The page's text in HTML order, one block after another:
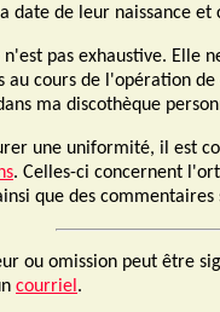
date de leur naissance et
pas exhaustive. Elle
au cours de l'opération
ma discothèque
une uniformité, il est
. Celles-ci concernent
que des
ou omission peut être
courriel .